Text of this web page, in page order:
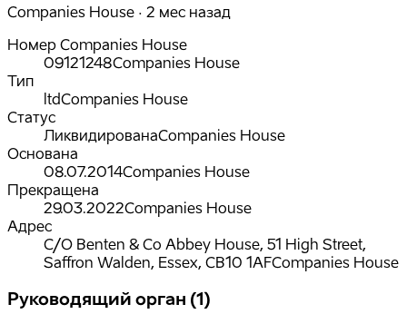
Companies House · 2 мес назад
Номер Companies House
09121248Companies House
Тип
ltdCompanies House
Статус
ЛиквидированаCompanies House
Основана
08.07.2014Companies House
Прекращена
29.03.2022Companies House
Адрес
C/O Benten & Co Abbey House, 51 High Street,
Saffron Walden, Essex, CB10 1AFCompanies House
Руководящий орган (1)